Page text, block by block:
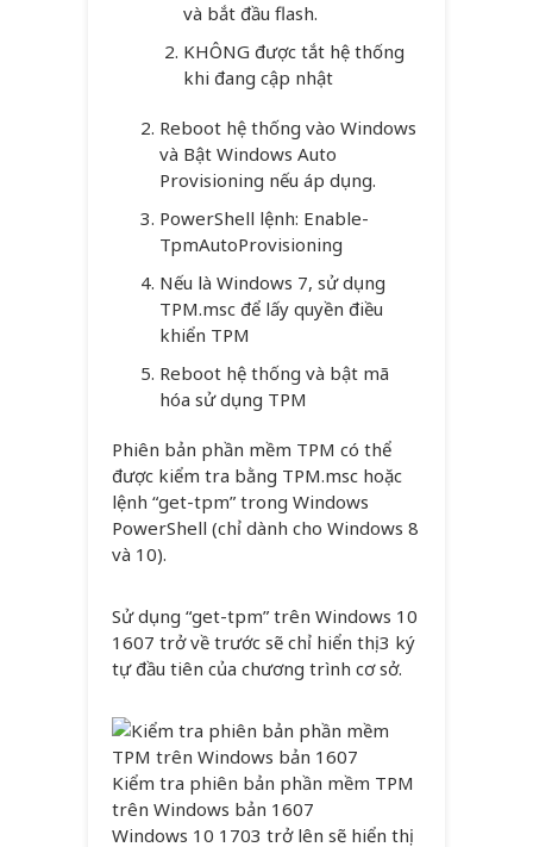
và bắt đầu flash.
KHÔNG được tắt hệ thống
khi đang cập nhật
Reboot hệ thống vào Windows
và Bật Windows Auto
Provisioning nếu áp dụng.
PowerShell lệnh: Enable-
TpmAutoProvisioning
Nếu là Windows 7, sử dụng
TPM.msc để lấy quyền điều
khiển TPM
Reboot hệ thống và bật mã
hóa sử dụng TPM
Phiên bản phần mềm TPM có thể
được kiểm tra bằng TPM.msc hoặc
lệnh “get-tpm” trong Windows
PowerShell (chỉ dành cho Windows 8
và 10).
Sử dụng “get-tpm” trên Windows 10
1607 trở về trước sẽ chỉ hiển thị 3 ký
tự đầu tiên của chương trình cơ sở.
Kiểm tra phiên bản phần mềm TPM
trên Windows bản 1607
Windows 10 1703 trở lên sẽ hiển thị